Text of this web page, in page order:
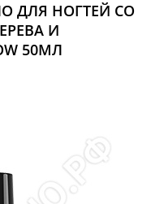
ДЛЯ НОГТЕЙ СО
И
50МЛ